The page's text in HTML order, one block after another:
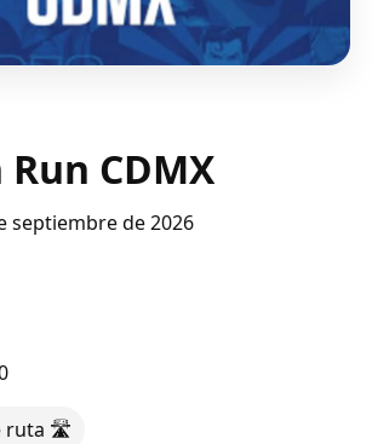
CDMX
septiembre de 2026
ruta 🛣️